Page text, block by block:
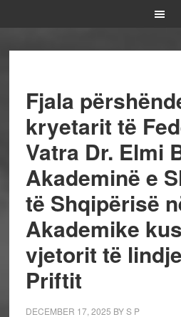
Fjala
kryetarit të
Vatra Dr. Elmi
Akademinë e
të Shqipërisë
Akademike
vjetorit të
Priftit
DECEMBER 17, 2025 BYS P